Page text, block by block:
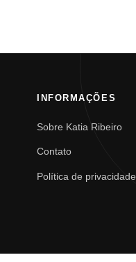
INFORMAÇÕES
Sobre Katia Ribeiro
Contato
Política de privacidade